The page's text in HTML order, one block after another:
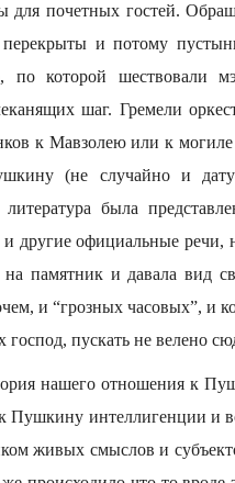
почетных гостей.
и потому
по которой шествовали
шаг. Гремели
к Мавзолею или к могиле
(не случайно и
была
официальные речи,
памятник и давала вид
и “грозных часовых”, и
пускать не велено
нашего отношения к
интеллигенции и
живых смыслов и